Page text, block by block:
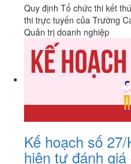
Quy định Tổ chức thi kết
thi trực tuyến của Trường
Quản trị doanh nghiệp
Kế hoạch số
hiện tự đánh